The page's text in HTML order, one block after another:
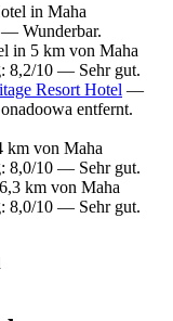
in Maha
— Wunderbar.
in 5 km von Maha
8,2/10 — Sehr gut.
Resort Hotel —
entfernt.
von Maha
8,0/10 — Sehr gut.
km von Maha
8,0/10 — Sehr gut.